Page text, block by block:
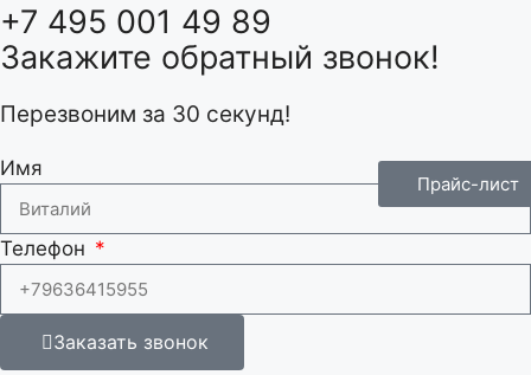
+7 495 001 49 89
Закажите обратный звонок!
Перезвоним за 30 секунд!
Имя
Телефон
Заказать звонок
Прайс-лист